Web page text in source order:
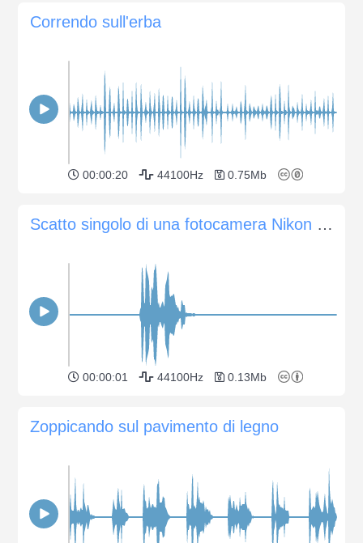
Correndo sull'erba
00:00:20 44100Hz 0.75Mb
Scatto singolo di una fotocamera Nikon D800 con velocità dell'otturatore di 1/125
00:00:01 44100Hz 0.13Mb
Zoppicando sul pavimento di legno